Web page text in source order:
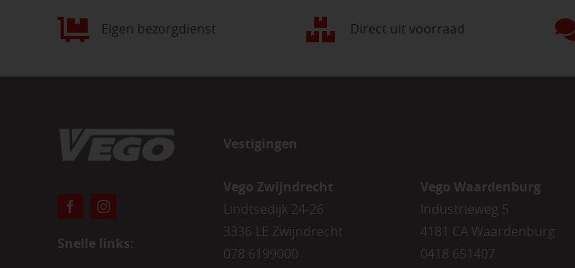
Eigen bezorgdienst Direct uit voorraad
Snelle links:
Vestigingen
Vego Zwijndrecht
Lindtsedijk 24-26
3336 LE Zwijndrecht
078 6199000
Vego Waardenburg
Industrieweg 5
4181 CA Waardenburg
0418 651407